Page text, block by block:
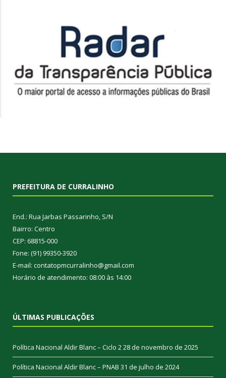
PREFEITURA DE CURRALINHO
End.: Rua Jarbas Passarinho, S/N
Bairro: Centro
CEP: 68815-000
Fone: (91) 99350-3920
E-mail: contatopmcurralinho@gmail.com
Horário de atendimento: 08:00 às 14:00
ÚLTIMAS PUBLICAÇÕES
Política Nacional Aldir Blanc – Ciclo 228 de novembro de 2025
Política Nacional Aldir Blanc – PNAB 31 de julho de 2024